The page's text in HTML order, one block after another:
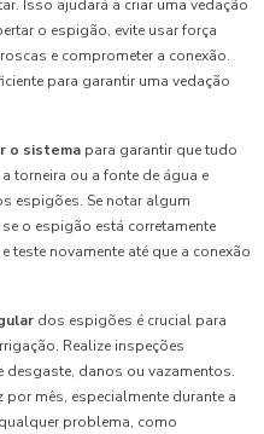
Isso ajudará a criar uma vedação
o espigão, evite usar força
e comprometer a conexão.
para garantir uma vedação
o sistema para garantir que tudo
torneira ou a fonte de água e
espigões. Se notar algum
o espigão está corretamente
teste novamente até que a conexão
dos espigões é crucial para
Realize inspeções
desgaste, danos ou vazamentos.
mês, especialmente durante a
problema, como